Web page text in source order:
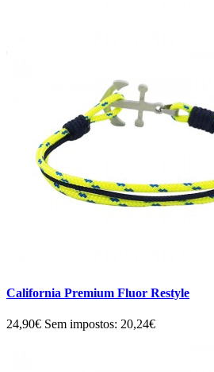
California Premium Fluor Restyle
24,90€ Sem impostos: 20,24€